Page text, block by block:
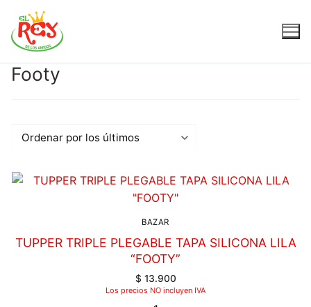
Footy
BAZAR
TUPPER TRIPLE PLEGABLE TAPA SILICONA LILA
“FOOTY”
$ 13.900
Los precios NO incluyen IVA